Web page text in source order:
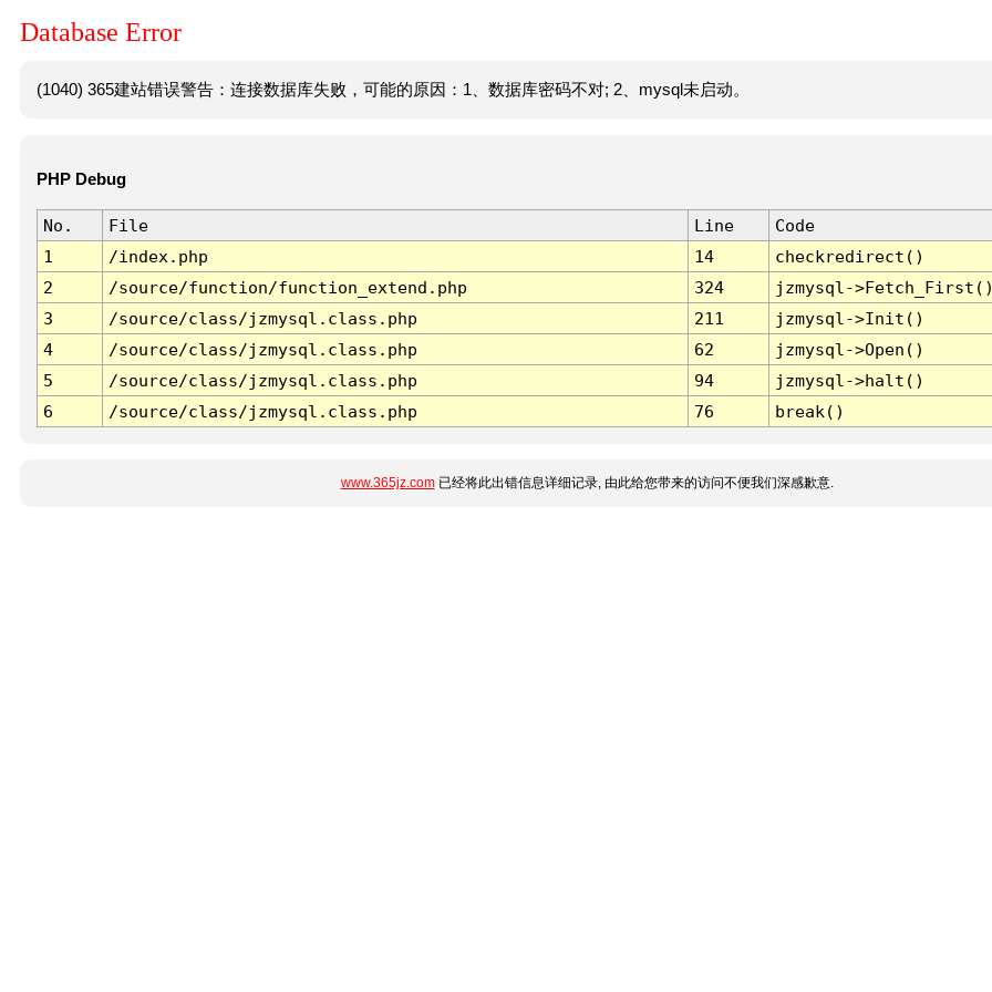
Database Error
(1040) 365建站错误警告：连接数据库失败，可能的原因：1、数据库密码不对; 2、mysql未启动。
PHP Debug
No. File Line
Code
1
/index.php 14
checkredirect()
2
/source/function/function_extend.php 324
jzmysql-
3
/source/class/jzmysql.class.php 211
jzmysql->Init()
4
/source/class/jzmysql.class.php 62
jzmysql->Open()
5
/source/class/jzmysql.class.php 94
jzmysql->halt()
6
/source/class/jzmysql.class.php 76 break()
www.365jz.com已经将此出错信息详细记录, 由此给您带来的访问不便我们深感歉意.